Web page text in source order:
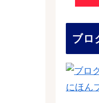
ブロ
にほん